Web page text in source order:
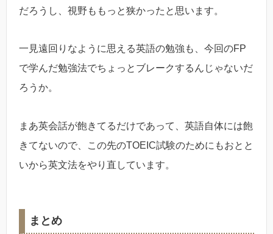
だろうし、視野ももっと狭かったと思います。
一見遠回りなように思える英語の勉強も、今回のFP
で学んだ勉強法でちょっとブレークするんじゃないだ
ろうか。
まあ英会話が飽きてるだけであって、英語自体には飽
きてないので、この先のTOEIC試験のためにもおとと
いから英文法をやり直しています。
まとめ